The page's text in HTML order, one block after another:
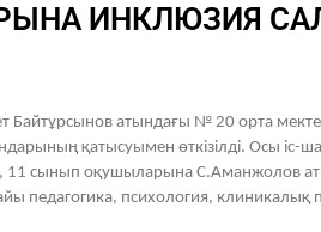
ИНКЛЮЗИЯ
Байтұрсынов атындағы № 20 орта
қатысуымен өткізілді. Осы іс-
11 сынып оқушыларына С.Аманжолов
педагогика, психология,